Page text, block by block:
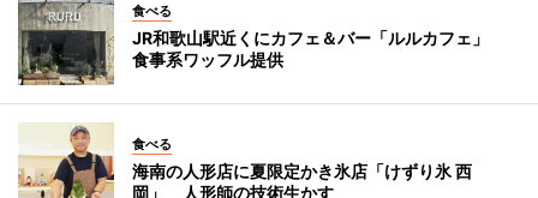
食べる
JR和歌山駅近くにカフェ＆バー「ルルカフェ」
食事系ワッフル提供
食べる
海南の人形店に夏限定かき氷店「けずり氷 西
岡」 人形師の技術生かす